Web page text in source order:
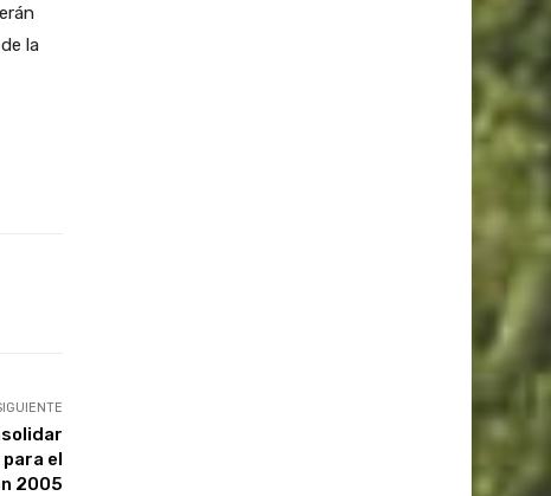
la
el
2005